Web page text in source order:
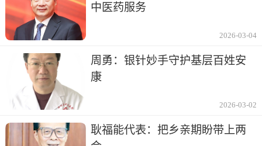
中医药服务
2026-03-04
周勇：银针妙手守护基层百姓安
康
2026-03-02
耿福能代表：把乡亲期盼带上两